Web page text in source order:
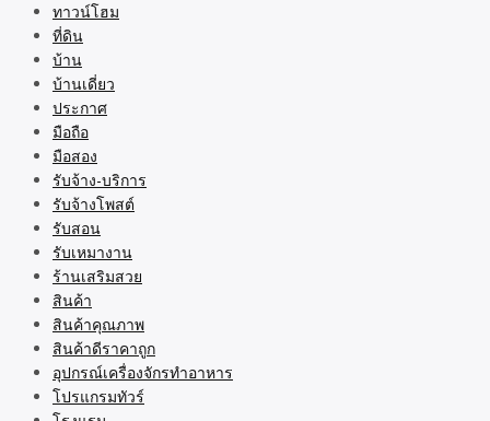
ทาวน์โฮม
ที่ดิน
บ้าน
บ้านเดี่ยว
ประกาศ
มือถือ
มือสอง
รับจ้าง-บริการ
รับจ้างโพสต์
รับสอน
รับเหมางาน
ร้านเสริมสวย
สินค้า
สินค้าคุณภาพ
สินค้าดีราคาถูก
อุปกรณ์เครื่องจักรทำอาหาร
โปรแกรมทัวร์